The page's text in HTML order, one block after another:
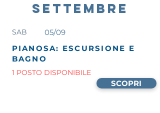
SETTEMBRE
SAB
05/09
PIANOSA: ESCURSIONE E
BAGNO
1 POSTO DISPONIBILE
SCOPRI